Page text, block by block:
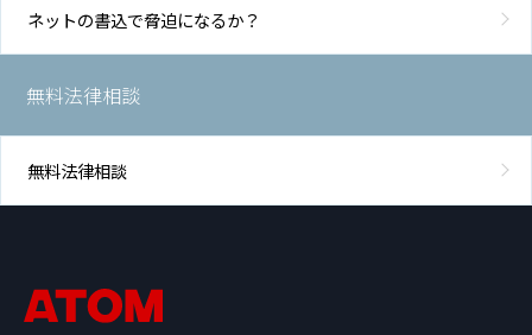
ネットの書込で脅迫になるか？
無料法律相談
無料法律相談